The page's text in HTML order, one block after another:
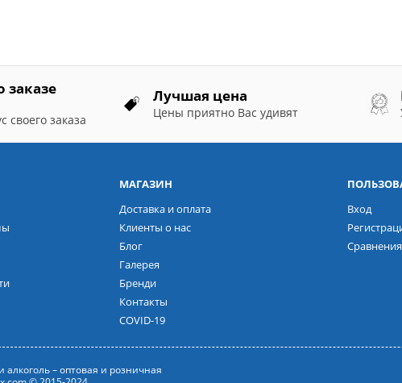
своего заказа
Лучшая цена
Цены приятно Вас удивят
МАГАЗИН
Доставка и оплата
Клиенты о нас
Блог
Галерея
Бренди
Контакты
COVID-19
Вход
Сравнения
– оптовая и розничная